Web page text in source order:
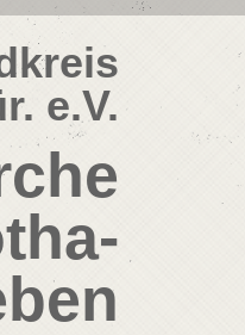
e.V.